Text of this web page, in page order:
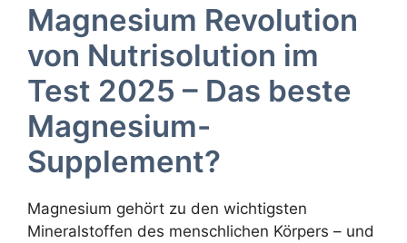
Magnesium Revolution
von Nutrisolution im
Test 2025 – Das beste
Magnesium-
Supplement?
Magnesium gehört zu den wichtigsten
Mineralstoffen des menschlichen Körpers – und